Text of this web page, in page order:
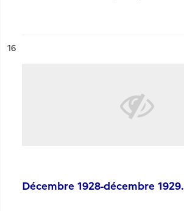
n°
16
Décembre 1928-décembre 1929.